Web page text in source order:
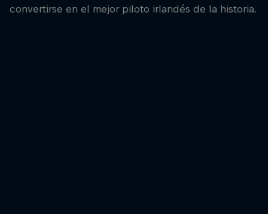
convertirse en el mejor piloto irlandés de la historia.